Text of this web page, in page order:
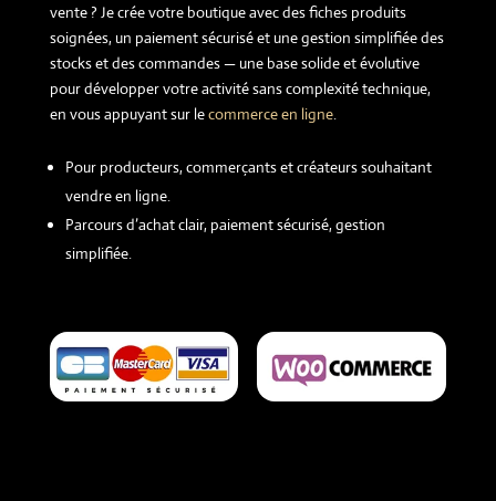
vente ? Je crée votre boutique avec des fiches produits
soignées, un paiement sécurisé et une gestion simplifiée des
stocks et des commandes — une base solide et évolutive
pour développer votre activité sans complexité technique,
en vous appuyant sur lecommerce en ligne.
Pour producteurs, commerçants et créateurs souhaitant
vendre en ligne.
Parcours d’achat clair, paiement sécurisé, gestion
simplifiée.